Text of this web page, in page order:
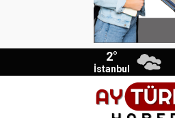
2°
İstanbul